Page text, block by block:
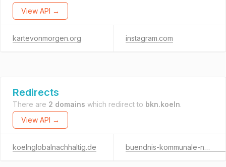
View API →
kartevonmorgen.org instagram.com
Redirects
There are 2 domains which redirect to bkn.koeln.
View API →
koelnglobalnachhaltig.de buendnis-kommunale-nachhaltigkeit.koeln